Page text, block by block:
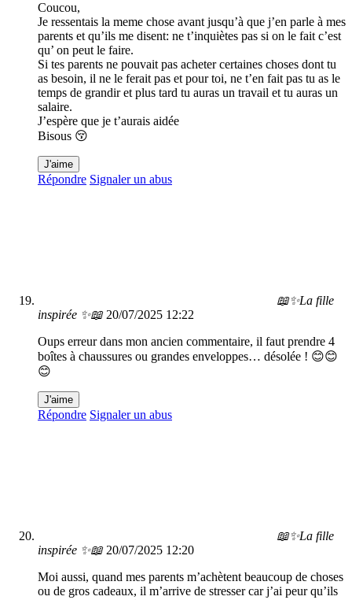
Coucou,
Je ressentais la meme chose avant jusqu’à que j’en parle à mes
parents et qu’ils me disent: ne t’inquiètes pas si on le fait c’est
qu’ on peut le faire.
Si tes parents ne pouvait pas acheter certaines choses dont tu
as besoin, il ne le ferait pas et pour toi, ne t’en fait pas tu as le
temps de grandir et plus tard tu auras un travail et tu auras un
salaire.
J’espère que je t’aurais aidée
Bisous 😚
J'aime
Répondre Signaler un abus
📖✨La fille
inspirée ✨📖 20/07/2025 12:22
Oups erreur dans mon ancien commentaire, il faut prendre 4
boîtes à chaussures ou grandes enveloppes… désolée ! 😊😊
😊
J'aime
Répondre Signaler un abus
📖✨La fille
inspirée ✨📖 20/07/2025 12:20
Moi aussi, quand mes parents m’achètent beaucoup de choses
ou de gros cadeaux, il m’arrive de stresser car j’ai peur qu’ils